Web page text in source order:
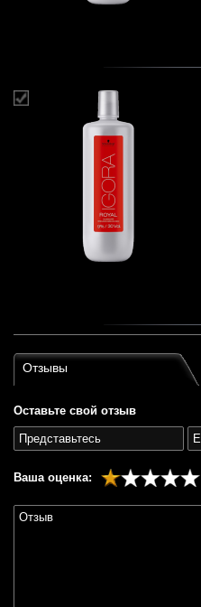
Отзывы
Оставьте свой отзыв
Ваша оценка: